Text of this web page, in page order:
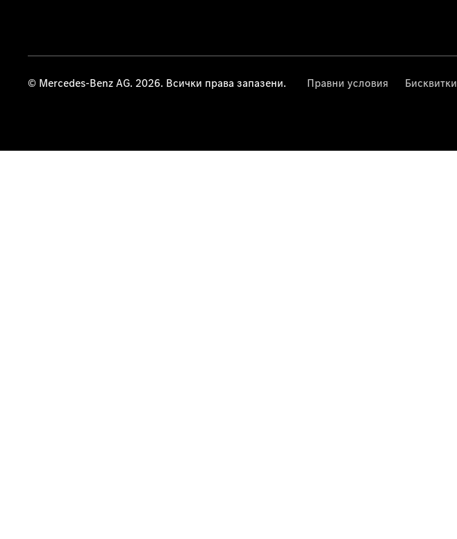
© Mercedes-Benz AG. 2026. Всички права запазени. Правни условия Бисквитки